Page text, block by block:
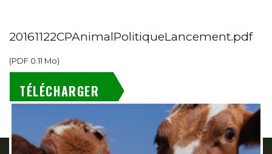
20161122CPAnimalPolitiqueLancement.pdf
(PDF 0.11 Mo)
TÉLÉCHARGER